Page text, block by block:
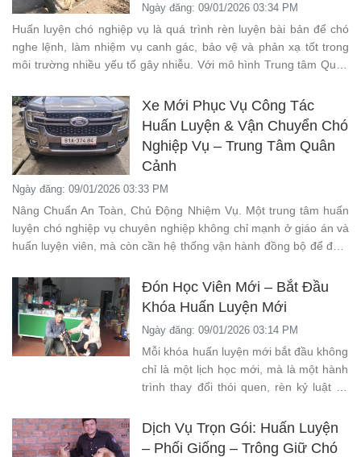
Ngày đăng: 09/01/2026 03:34 PM
Huấn luyện chó nghiệp vụ là quá trình rèn luyện bài bản để chó
nghe lệnh, làm nhiệm vụ canh gác, bảo vệ và phản xạ tốt trong
môi trường nhiều yếu tố gây nhiễu. Với mô hình Trung tâm Quân
soát hành vi ổn định.
Xe Mới Phục Vụ Công Tác
Huấn Luyện & Vận Chuyển Chó
Nghiệp Vụ – Trung Tâm Quân
Cảnh
Ngày đăng: 09/01/2026 03:33 PM
Nâng Chuẩn An Toàn, Chủ Động Nhiệm Vụ. Một trung tâm huấn
luyện chó nghiệp vụ chuyên nghiệp không chỉ mạnh ở giáo án và
huấn luyện viên, mà còn cần hệ thống vận hành đồng bộ để đảm
Đón Học Viên Mới – Bắt Đầu
Khóa Huấn Luyện Mới
Ngày đăng: 09/01/2026 03:14 PM
Mỗi khóa huấn luyện mới bắt đầu không
chỉ là một lịch học mới, mà là một hành
trình thay đổi thói quen, rèn kỷ luật và
dẫn.
Dịch Vụ Trọn Gói: Huấn Luyện
– Phối Giống – Trông Giữ Chó